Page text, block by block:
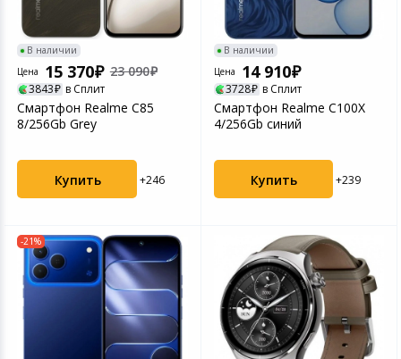
В наличии
Цена
15 370 23 090
3843 в Сплит
Смартфон Realme C85
8/256Gb Grey
Купить +246
В наличии
Цена
14 910
3728 в Сплит
Смартфон Realme C100X
4/256Gb синий
Купить +239
-21%